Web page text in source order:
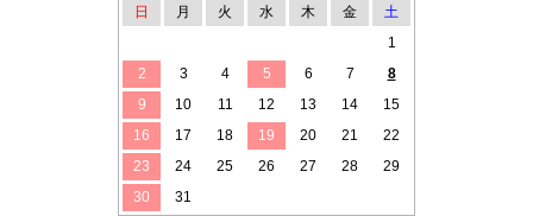
日
月 火 水 木 金
土
1
2
3 4 5 6 7
8
9
10 11 12 13 14
15
16
17 18 19 20 21
22
23
24 25 26 27 28
29
30
31